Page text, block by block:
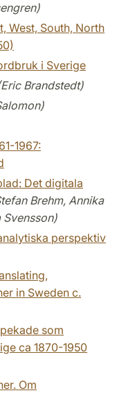
West, South, North
i Sverige
Brandstedt)
1967:
Det digitala
Brehm, Annika
Svensson)
perspektiv
in Sweden c.
som
ca 1870-1950
Om